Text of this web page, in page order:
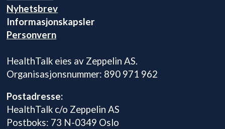
Nyhetsbrev
Informasjonskapsler
Personvern
HealthTalk eies av Zeppelin AS.
Organisasjonsnummer: 890 971 962
Postadresse:
HealthTalk c/o Zeppelin AS
Postboks: 73 N-0349 Oslo